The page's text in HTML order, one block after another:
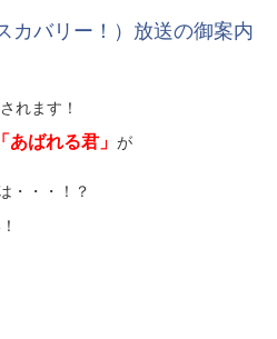
カバリー！）放送の御案内
れます！
「あばれる君」 が
・・・！？